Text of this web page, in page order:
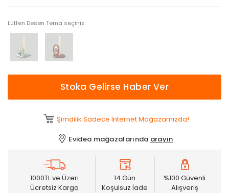
Lütfen Desen Tema seçiniz
Stoka Gelirse Haber Ver
Şimdilik Sadece İnternet Mağazamızda!
Evidea mağazalarında arayın
1000TL ve Üzeri
Ücretsiz Kargo
14 Gün
Koşulsuz İade
%100 Güvenli
Alışveriş